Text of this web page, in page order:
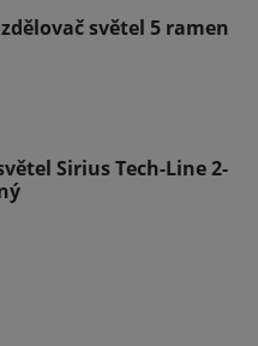
světel 5 ramen
Sirius Tech-Line 2-